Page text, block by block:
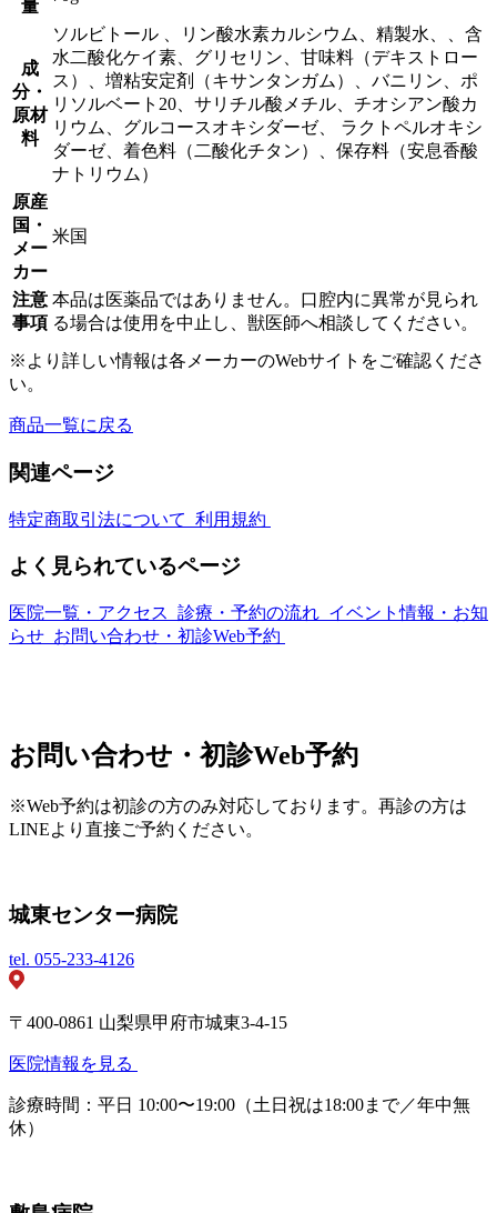
ン量
成
分・
原材
料
ソルビトール 、リン酸水素カルシウム、精製水、、含
水二酸化ケイ素、グリセリン、甘味料（デキストロー
ス）、増粘安定剤（キサンタンガム）、バニリン、ポ
リソルベート20、サリチル酸メチル、チオシアン酸カ
リウム、グルコースオキシダーゼ、 ラクトペルオキシ
ダーゼ、着色料（二酸化チタン）、保存料（安息香酸
ナトリウム）
原産
国・
メー
カー
米国
注意
事項
本品は医薬品ではありません。口腔内に異常が見られ
る場合は使用を中止し、獣医師へ相談してください。
※より詳しい情報は各メーカーのWebサイトをご確認くださ
い。
商品一覧に戻る
関連ページ
特定商取引法について 利用規約
よく見られているページ
医院一覧・アクセス 診療・予約の流れ イベント情報・お知
らせ お問い合わせ・初診Web予約
お問い合わせ・初診Web予約
※Web予約は初診の方のみ対応しております。再診の方は
LINEより直接ご予約ください。
城東センター病院
tel. 055-233-4126
〒400-0861 山梨県甲府市城東3-4-15
医院情報を見る
診療時間：平日 10:00〜19:00（土日祝は18:00まで／年中無
休）